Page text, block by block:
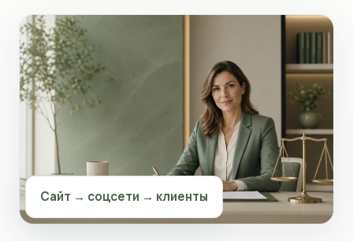
Сайт → соцсети → клиенты